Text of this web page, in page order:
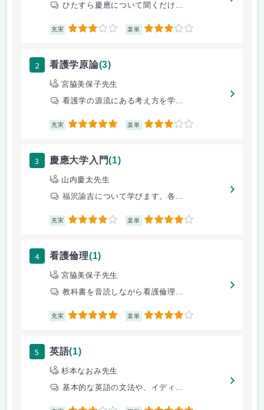
ひたすら慶應について聞くだけ...
充実 3 楽単 3
2 看護学原論(3)
宮脇美保子先生
看護学の源流にある考え方を学...
充実 5 楽単 3
3 慶應大学入門(1)
山内慶太先生
福沢諭吉について学びます。各...
充実 4 楽単 4
4 看護倫理(1)
宮脇美保子先生
教科書を音読しながら看護倫理...
充実 5 楽単 4
5 英語(1)
杉本なおみ先生
基本的な英語の文法や、イディ...